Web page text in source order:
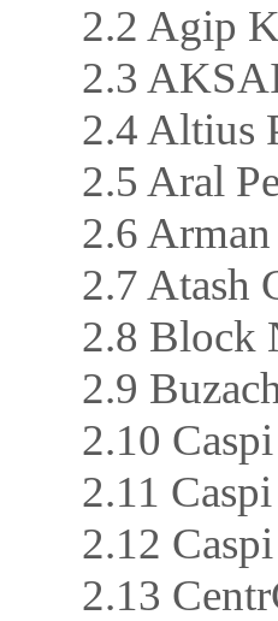
2.2 Agip
2.3
2.4 Altius
2.5 Aral
2.6
2.7 Atash
2.8 Block
2.9
2.10
2.11
2.12
2.13